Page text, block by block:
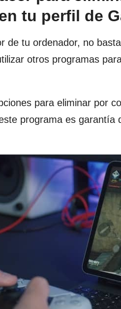
tu perfil de
de tu ordenador, no
otros programas
para eliminar por
programa es garantía